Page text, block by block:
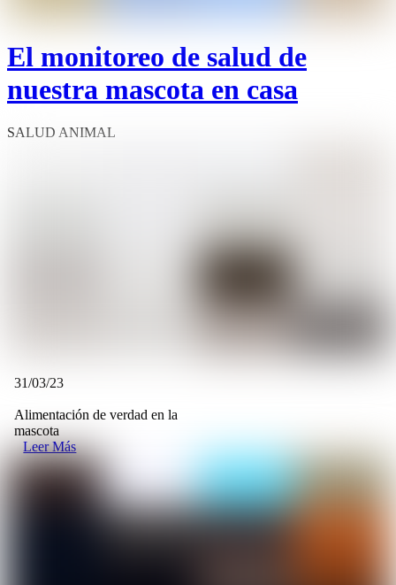
El monitoreo de salud de
nuestra mascota en casa
SALUD ANIMAL
31/03/23
Alimentación de verdad en la
mascota
Leer Más